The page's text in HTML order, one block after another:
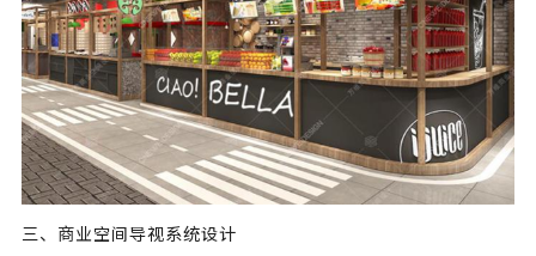
三、商业空间导视系统设计